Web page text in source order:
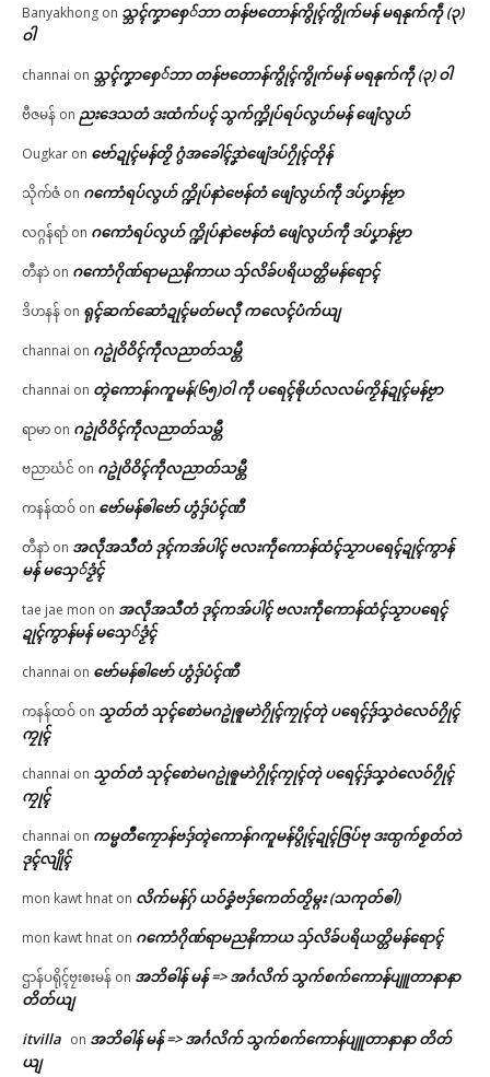
Banyakhong on သ္ဘၚ်ကၞာစှေ်ဘာ တန်ဗတောန်ကွိုၚ်ကွိုက်မန် မရနုက်ကဵု (၃)
ဝါ
channai on သ္ဘၚ်ကၞာစှေ်ဘာ တန်ဗတောန်ကွိုၚ်ကွိုက်မန် မရနုက်ကဵု (၃) ဝါ
ဗီဇမန် on ညးဒေသတံ ဒးထံက်ပၚ် သွက်က္ဍိုပ်ရပ်လွဟ်မန် ဖျေံလွဟ်
Ougkar on ဗော်ဍုၚ်မန်တၟိ ဂွံအခေါၚ်ဒၞာဲဖျေံဒပ်ဂၠိုၚ်တိုန်
သိုက်ဇံ on ဂကောံရပ်လွဟ် က္ဍိုပ်နာဲဗေန်တံ ဖျေံလွဟ်ကဵု ဒပ်ပၞာန်ဗၟာ
လဂ္ဂန်ရာံ on ဂကောံရပ်လွဟ် က္ဍိုပ်နာဲဗေန်တံ ဖျေံလွဟ်ကဵု ဒပ်ပၞာန်ဗၟာ
တီနာဲ on ဂကောံဂိုဏ်ရာမညနိကာယ သှ်လိခ်ပရိယတ္တိမန်ရောၚ်
ဒိဟနန် on ရုၚ်ဆက်ဆောံဍုၚ်မတ်မလီု ကလေၚ်ပံက်ယျ
channai on ဂဥုဲဝိဝိၚ်ကဵုလညာတ်သမ္တီ
channai on တ္ၚဲကောန်ဂကူမန်(၆၅)ဝါ ကဵု ပရေၚ်ၜိုဟ်လလမ်ကၟိန်ဍုၚ်မန်ဗၟာ
ရာမာ on ဂဥုဲဝိဝိၚ်ကဵုလညာတ်သမ္တီ
ဗညာဃံင် on ဂဥုဲဝိဝိၚ်ကဵုလညာတ်သမ္တီ
ကနန်ထဝ် on ဗော်မန်ၜါဗော် ဟွံဒှ်ပံၚ်ဏီ
တီနာဲ on အလဵုအသဳတံ ဒုၚ်ကအ်ပါၚ် ဗလးကဵုကောန်ထံၚ်သၟာပရေၚ်ဍုၚ်ကွာန်
မန် မသှေ်ဒၟံၚ်
tae jae mon on အလဵုအသဳတံ ဒုၚ်ကအ်ပါၚ် ဗလးကဵုကောန်ထံၚ်သၟာပရေၚ်
ဍုၚ်ကွာန်မန် မသှေ်ဒၟံၚ်
channai on ဗော်မန်ၜါဗော် ဟွံဒှ်ပံၚ်ဏီ
ကနန်ထဝ် on သၟတ်တံ သုၚ်စောဲမဂဥုဲၜူမာဲဂၠိုၚ်ကၠုၚ်တုဲ ပရေၚ်ဒှ်သၞဝဲလေဝ်ဂၠိုၚ်
ကၠုၚ်
channai on သၟတ်တံ သုၚ်စောဲမဂဥုဲၜူမာဲဂၠိုၚ်ကၠုၚ်တုဲ ပရေၚ်ဒှ်သၞဝဲလေဝ်ဂၠိုၚ်
ကၠုၚ်
channai on ကမ္မတဳကၠောန်ဗဒှ်တ္ၚဲကောန်ဂကူမန်ပွိုၚ်ဍုၚ်ဇြပ်ဗု ဒးထ္ပက်စၟတ်တဲ
ဒုၚ်လျိုၚ်
mon kawt hnat on လိက်မန်ဂှ် ယဝ်ခၞံဗဒှ်ကေတ်တၟိမ္ဂး (သကုတ်ၜါ)
mon kawt hnat on ဂကောံဂိုဏ်ရာမညနိကာယ သှ်လိခ်ပရိယတ္တိမန်ရောၚ်
ဌာန်ပရိုၚ်ဗၠးၜးမန် on အဘိဓါန် မန် => အၚ်္ဂလိက် သွက်စက်ကောန်ပျူတာနာနာ
တိတ်ယျ
itvilla on အဘိဓါန် မန် => အၚ်္ဂလိက် သွက်စက်ကောန်ပျူတာနာနာ တိတ်
ယျ